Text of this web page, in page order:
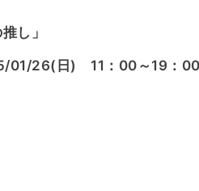
し」
01/26(日) 11：00～19：